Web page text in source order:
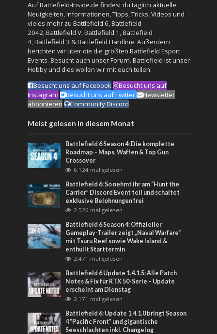
Auf Battlefield-Inside.de findest du täglich aktuelle
Neuigkeiten, Informationen, Tipps, Tricks, Videos und
vieles mehr zu Battlefield 6,Battlefield
2042,Battlefield V,Battlefield 1 ,Battlefield
4,Battlefield 3 &Battlefield Hardline. Außerdem
berichten wir über die die größten Battlefield Esport
Events. Besucht auch unserForum. Battlefield ist unser
Hobby und dies wollen wir mit euch teilen.
Besucht uns auf Facebook
Besucht uns auf
Instagram
Besucht uns auf Twitter
Newsletter
abonnieren
Community Discord
Meist gelesen in diesem Monat
Battlefield 6 Season 4: Die komplette
Roadmap – Maps, Waffen & Top Gun
Crossover
6.124 mal gelesen
Battlefield 6: So nehmt ihr am “Hunt the
Carrier” Discord Event teil und schaltet
exklusive Belohnungen frei
2.526 mal gelesen
Battlefield 6 Season 4: Offizieller
Gameplay-Trailer zeigt „Naval Warfare“
mit Tsuru Reef sowie Wake Island &
enthüllt Starttermin
2.471 mal gelesen
Battlefield 6 Update 1.4.1.5: Alle Patch
Notes & Fix für RTX 50-Serie – Update
erscheint am Dienstag
2.171 mal gelesen
Battlefield 6: Update 1.4.1.0 bringt Season
4 “Pacific Front” und gigantische
Seeschlachten inkl. Changelog